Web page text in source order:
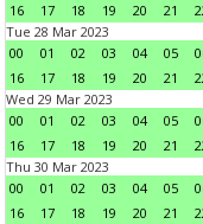
16
17 18 19 20 21
Tue 28 Mar 2023
00
01 02 03 04 05
16
17 18 19 20 21
Wed 29 Mar 2023
00
01 02 03 04 05
16
17 18 19 20 21
Thu 30 Mar 2023
00
01 02 03 04 05
16
17 18 19 20 21